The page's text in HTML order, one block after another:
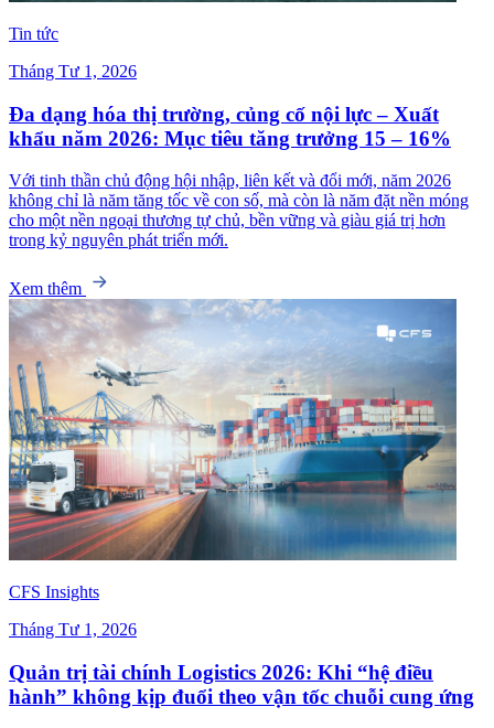
Tin tức
Tháng Tư 1, 2026
Đa dạng hóa thị trường, củng cố nội lực – Xuất
khẩu năm 2026: Mục tiêu tăng trưởng 15 – 16%
Với tinh thần chủ động hội nhập, liên kết và đổi mới, năm 2026
không chỉ là năm tăng tốc về con số, mà còn là năm đặt nền móng
cho một nền ngoại thương tự chủ, bền vững và giàu giá trị hơn
trong kỷ nguyên phát triển mới.
Xem thêm
CFS Insights
Tháng Tư 1, 2026
Quản trị tài chính Logistics 2026: Khi “hệ điều
hành” không kịp đuổi theo vận tốc chuỗi cung ứng